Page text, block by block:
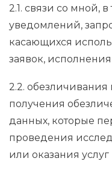
2.1. связи со мной,
уведомлений,
касающихся
заявок,
2.2.
получения
данных, которые
проведения
или оказания